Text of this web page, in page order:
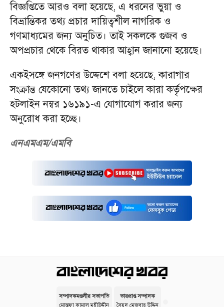
বিজ্ঞপ্তিতে আরও বলা হয়েছে, এ ধরনের ভুয়া ও
বিভ্রান্তিকর তথ্য প্রচার দায়িত্বশীল নাগরিক ও
গণমাধ্যমের জন্য অনুচিত। তাই সকলকে গুজব ও
অপপ্রচার থেকে বিরত থাকার আহ্বান জানানো হয়েছে।
একইসঙ্গে জনগণের উদ্দেশে বলা হয়েছে, কারাগার
সংক্রান্ত যেকোনো তথ্য জানতে চাইলে কারা কর্তৃপক্ষের
হটলাইন নম্বর ১৬১৯১-এ যোগাযোগ করার জন্য
অনুরোধ করা হচ্ছে।
এনএমএম/এমবি
সম্পাদকমণ্ডলীর সভাপতি
মোস্তফা কামাল মহীউদ্দীন
ভারপ্রাপ্ত সম্পাদক
সৈয়দ মেজবাহ উদ্দিন